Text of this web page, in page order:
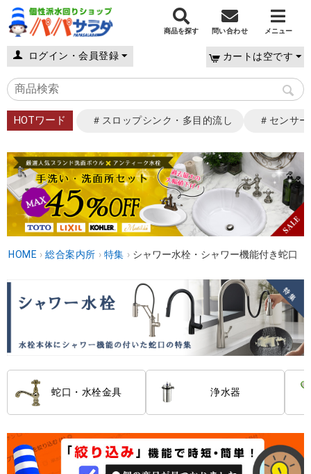
商品を探す 問い合わせ メニュー
ログイン・会員登録 カートは空です
HOTワード ＃スロップシンク・多目的流し ＃センサ
HOME › 総合案内所 › 特集 › シャワー水栓・シャワー機能付き蛇口
蛇口・水栓金具 浄水器